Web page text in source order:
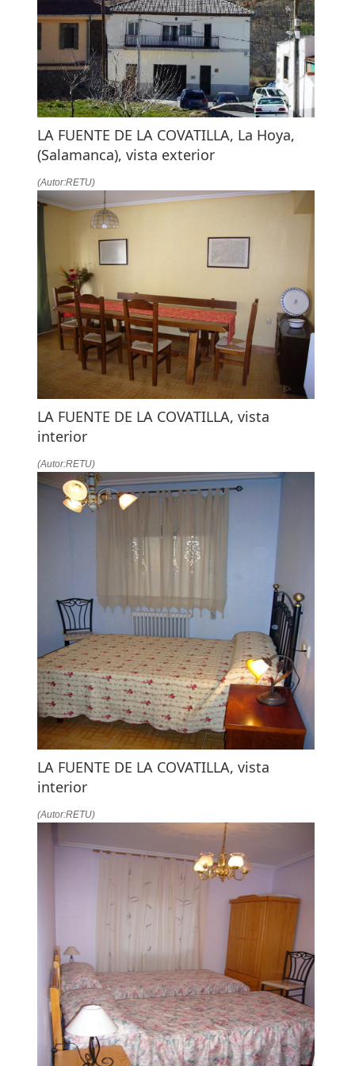
NAVEGACIÓN
LA FUENTE DE LA COVATILLA, La Hoya,
(Salamanca), vista exterior
(Autor:RETU)
LA FUENTE DE LA COVATILLA, vista
interior
(Autor:RETU)
LA FUENTE DE LA COVATILLA, vista
interior
(Autor:RETU)